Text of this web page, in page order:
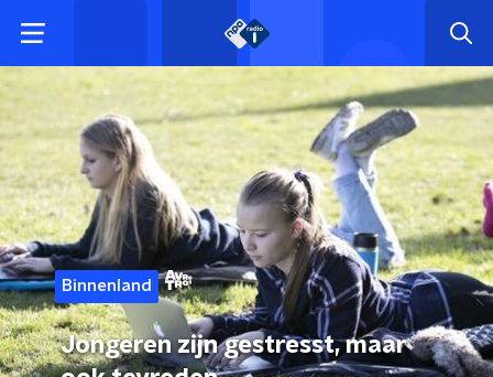
Binnenland
Jongeren zijn gestresst, maar